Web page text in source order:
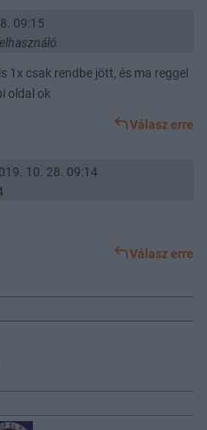
09:15
1x csak rendbe jött, és ma reggel
oldal ok
Válasz erre
10. 28. 09:14
Válasz erre